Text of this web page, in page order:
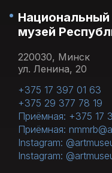
музей
220030, Минск
ул. Ленина, 20
+375 17 397 01 63
+375 29 377 78 19
Приёмная: +375 17
Приёмная:
Instagram:
Instagram: